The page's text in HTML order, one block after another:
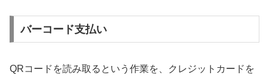
バーコード支払い
QRコードを読み取るという作業を、クレジットカードを